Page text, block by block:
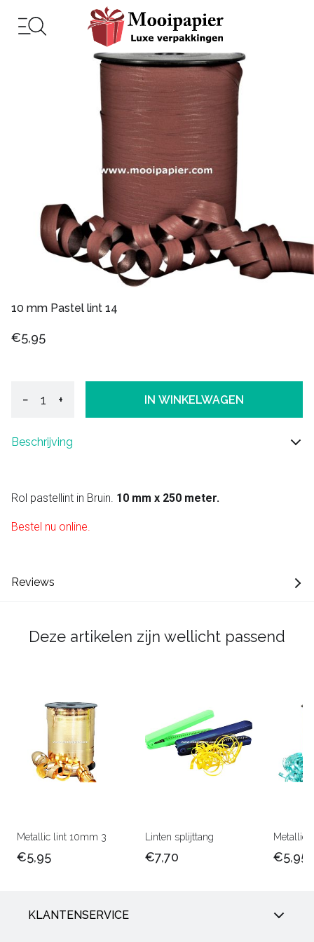
10 mm Pastel lint 14
€5,95
− + IN WINKELWAGEN
Beschrijving
Rol pastellint in Bruin. 10 mm x 250 meter.
Bestel nu online.
Reviews
Deze artikelen zijn wellicht passend
Metallic lint 10mm 3
€5,95
Linten splijttang
€7,70
Metallic
€5,95
KLANTENSERVICE